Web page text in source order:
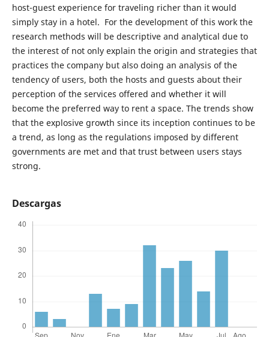
host-guest experience for traveling richer than it would
simply stay in a hotel. For the development of this work the
research methods will be descriptive and analytical due to
the interest of not only explain the origin and strategies that
practices the company but also doing an analysis of the
tendency of users, both the hosts and guests about their
perception of the services offered and whether it will
become the preferred way to rent a space. The trends show
that the explosive growth since its inception continues to be
a trend, as long as the regulations imposed by different
governments are met and that trust between users stays
strong.
Descargas